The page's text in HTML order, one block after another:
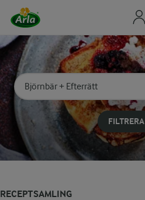
Sök på kategori eller ingrediens
Skriv in sökord för att få förslag
FILTRERA
RECEPTSAMLING